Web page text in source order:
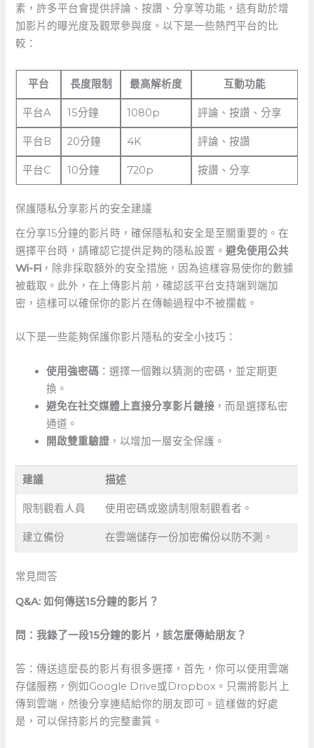
素，許多平台會提供評論、按讚、分享等功能，這有助於增
加影片的曝光度及觀眾參與度。以下是一些熱門平台的比
較：
平台 長度限制 最高解析度 互動功能
平台A 15分鐘 1080p 評論、按讚、分享
平台B 20分鐘 4K 評論、按讚
平台C 10分鐘 720p 按讚、分享
保護隱私分享影片的安全建議
在分享15分鐘的影片時，確保隱私和安全是至關重要的。在
選擇平台時，請確認它提供足夠的隱私設置。避免使用公共
Wi-Fi ，除非採取額外的安全措施，因為這樣容易使你的數據
被截取。此外，在上傳影片前，確認該平台支持端到端加
密，這樣可以確保你的影片在傳輸過程中不被攔截。
以下是一些能夠保護你影片隱私的安全小技巧：
使用強密碼 ：選擇一個難以猜測的密碼，並定期更
換。
避免在社交媒體上直接分享影片鏈接 ，而是選擇私密
通道。
開啟雙重驗證 ，以增加一層安全保護。
建議 描述
限制觀看人員 使用密碼或邀請制限制觀看者。
建立備份 在雲端儲存一份加密備份以防不測。
常見問答
Q&A: 如何傳送15分鐘的影片？
問：我錄了一段15分鐘的影片，該怎麼傳給朋友？
答：傳送這麼長的影片有很多選擇，首先，你可以使用雲端
存儲服務，例如Google Drive或Dropbox。只需將影片上
傳到雲端，然後分享連結給你的朋友即可。這樣做的好處
是，可以保持影片的完整畫質。